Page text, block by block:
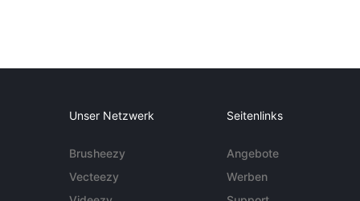
Unser Netzwerk
Brusheezy
Vecteezy
Seitenlinks
Angebote
Werben